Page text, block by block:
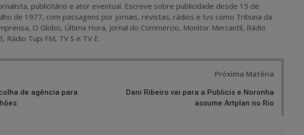
publicitário e ator eventual. Escreve sobre publicidade desde 15 de
de 1977, com passagens por jornais, revistas, rádios e tvs como Tribuna da
O Globo, Última Hora, Jornal do Commercio, Monitor Mercantil, Rádio
Rádio Tupi FM, TV S e TV E.
de agência para
Próxima Matéria
Dani Ribeiro vai para a Publicis e Noronha
assume Artplan no Rio